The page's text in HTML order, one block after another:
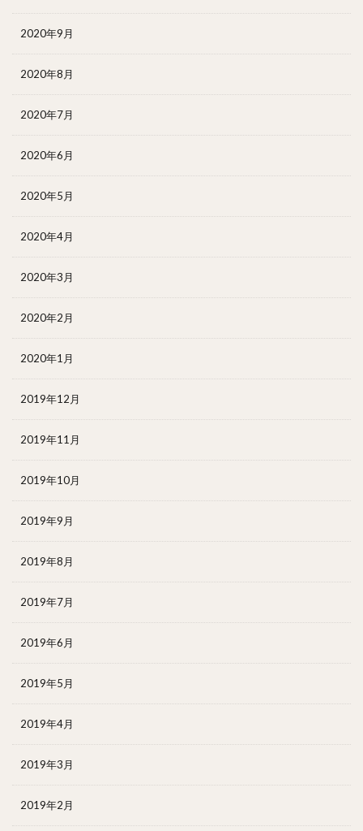
2020年9月
2020年8月
2020年7月
2020年6月
2020年5月
2020年4月
2020年3月
2020年2月
2020年1月
2019年12月
2019年11月
2019年10月
2019年9月
2019年8月
2019年7月
2019年6月
2019年5月
2019年4月
2019年3月
2019年2月